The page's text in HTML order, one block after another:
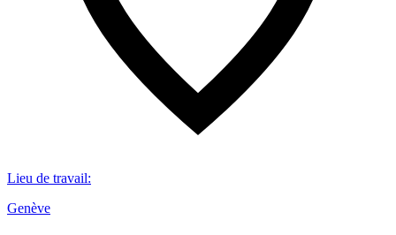
Lieu de travail:
Genève